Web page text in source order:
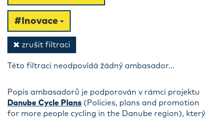
#Inovace
zrušit filtraci
Této filtraci neodpovídá žádný ambasador...
Popis ambasadorů je podporován v rámci projektu
Danube Cycle Plans (Policies, plans and promotion
for more people cycling in the Danube region), který